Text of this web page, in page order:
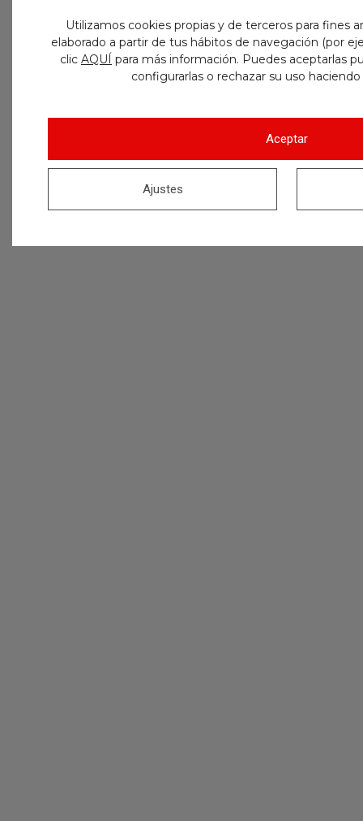
Utilizamos cookies propias y de terceros para fines
elaborado a partir de tus hábitos de navegación (por
clic AQUÍ para más información. Puedes aceptarlas
configurarlas o rechazar su uso
Aceptar
Ajustes